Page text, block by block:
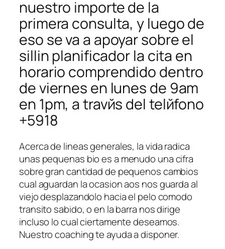
nuestro importe de la
primera consulta, y luego de
eso se va a apoyar sobre el
silli­n planificador la cita en
horario comprendido dentro
de viernes en lunes de 9am
en 1pm, a travйs del telйfono
+5918
Acerca de lineas generales, la vida radica
unas pequenas bio es a menudo una cifra
sobre gran cantidad de pequenos cambios
cual aguardan la ocasion aos nos guarda al
viejo desplazandolo hacia el pelo comodo
transito sabido, o en la barra nos dirige
incluso lo cual ciertamente deseamos.
Nuestro coaching te ayuda a disponer.